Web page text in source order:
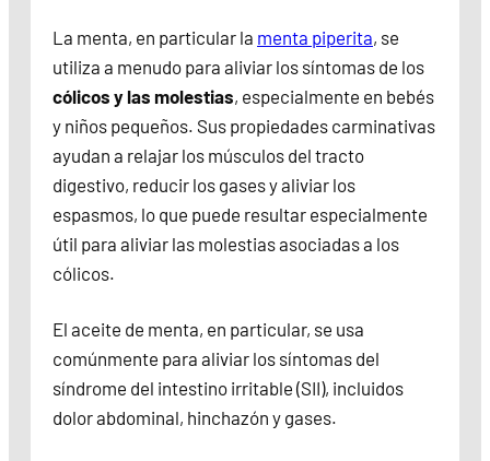
La menta, en particular la menta piperita, se
utiliza a menudo para aliviar los síntomas de los
cólicos y las molestias, especialmente en bebés
y niños pequeños. Sus propiedades carminativas
ayudan a relajar los músculos del tracto
digestivo, reducir los gases y aliviar los
espasmos, lo que puede resultar especialmente
útil para aliviar las molestias asociadas a los
cólicos.
El aceite de menta, en particular, se usa
comúnmente para aliviar los síntomas del
síndrome del intestino irritable (SII), incluidos
dolor abdominal, hinchazón y gases.